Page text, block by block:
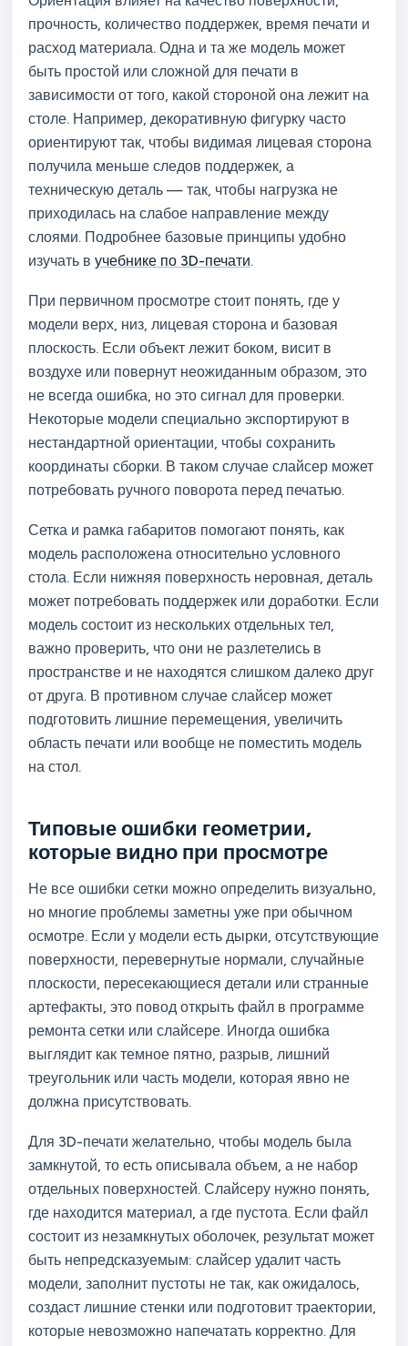
прочность, количество поддержек, время печати и
расход материала. Одна и та же модель может
быть простой или сложной для печати в
зависимости от того, какой стороной она лежит на
столе. Например, декоративную фигурку часто
ориентируют так, чтобы видимая лицевая сторона
получила меньше следов поддержек, а
техническую деталь — так, чтобы нагрузка не
приходилась на слабое направление между
слоями. Подробнее базовые принципы удобно
изучать в учебнике по 3D-печати.
При первичном просмотре стоит понять, где у
модели верх, низ, лицевая сторона и базовая
плоскость. Если объект лежит боком, висит в
воздухе или повернут неожиданным образом, это
не всегда ошибка, но это сигнал для проверки.
Некоторые модели специально экспортируют в
нестандартной ориентации, чтобы сохранить
координаты сборки. В таком случае слайсер может
потребовать ручного поворота перед печатью.
Сетка и рамка габаритов помогают понять, как
модель расположена относительно условного
стола. Если нижняя поверхность неровная, деталь
может потребовать поддержек или доработки. Если
модель состоит из нескольких отдельных тел,
важно проверить, что они не разлетелись в
пространстве и не находятся слишком далеко друг
от друга. В противном случае слайсер может
подготовить лишние перемещения, увеличить
область печати или вообще не поместить модель
на стол.
Типовые ошибки геометрии,
которые видно при просмотре
Не все ошибки сетки можно определить визуально,
но многие проблемы заметны уже при обычном
осмотре. Если у модели есть дырки, отсутствующие
поверхности, перевернутые нормали, случайные
плоскости, пересекающиеся детали или странные
артефакты, это повод открыть файл в программе
ремонта сетки или слайсере. Иногда ошибка
выглядит как темное пятно, разрыв, лишний
треугольник или часть модели, которая явно не
должна присутствовать.
Для 3D-печати желательно, чтобы модель была
замкнутой, то есть описывала объем, а не набор
отдельных поверхностей. Слайсеру нужно понять,
где находится материал, а где пустота. Если файл
состоит из незамкнутых оболочек, результат может
быть непредсказуемым: слайсер удалит часть
модели, заполнит пустоты не так, как ожидалось,
создаст лишние стенки или подготовит траектории,
которые невозможно напечатать корректно. Для